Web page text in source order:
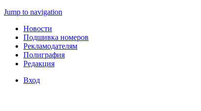
Jump to navigation
Новости
Подшивка номеров
Рекламодателям
Полиграфия
Редакция
Вход